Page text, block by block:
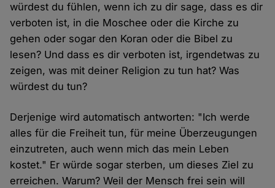
würdest du fühlen, wenn ich zu dir sage, dass es dir
verboten ist, in die Moschee oder die Kirche zu
gehen oder sogar den Koran oder die Bibel zu
lesen? Und dass es dir verboten ist, irgendetwas zu
zeigen, was mit deiner Religion zu tun hat? Was
würdest du tun?
Derjenige wird automatisch antworten: "Ich werde
alles für die Freiheit tun, für meine Überzeugungen
einzutreten, auch wenn mich das mein Leben
kostet." Er würde sogar sterben, um dieses Ziel zu
erreichen. Warum? Weil der Mensch frei sein will